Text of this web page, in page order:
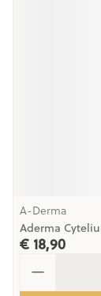
A-Derma
Aderma
€ 18,90